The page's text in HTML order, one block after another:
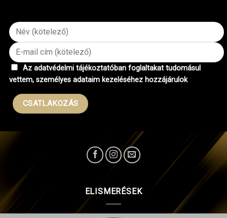
Az adatvédelmi tájékoztatóban foglaltakat tudomásul
vettem, személyes adataim kezeléséhez hozzájárulok
ELISMERÉSEK